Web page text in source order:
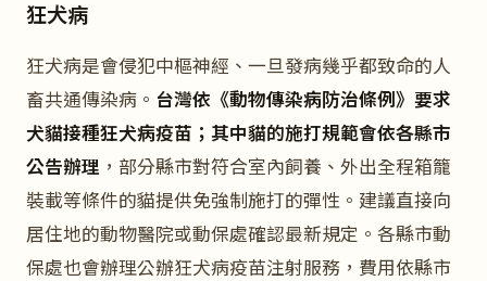
狂犬病
狂犬病是會侵犯中樞神經、一旦發病幾乎都致命的人
畜共通傳染病。 台灣依《動物傳染病防治條例》要求
犬貓接種狂犬病疫苗；其中貓的施打規範會依各縣市
公告辦理 ，部分縣市對符合室內飼養、外出全程箱籠
裝載等條件的貓提供免強制施打的彈性。建議直接向
居住地的動物醫院或動保處確認最新規定。各縣市動
保處也會辦理公辦狂犬病疫苗注射服務，費用依縣市